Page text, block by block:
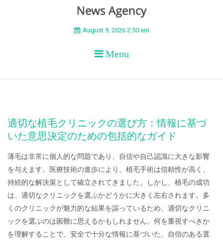
BEYOND APEX
August 9, 2026 2:50 am
Menu
適切な植毛クリニックの選び方：情報に基づ
いた意思決定のための包括的なガイド
薄毛は非常に個人的な問題であり、自信や自己認識に大きな影響
を与えます。医療技術の進歩により、植毛手術は信頼性が高く、
持続的な解決策として確立されてきました。しかし、植毛の成功
は、適切なクリニックを選ぶかどうかに大きく左右されます。多
くのクリニックが魅力的な結果を謳っているため、適切なクリニ
ックを選ぶのは困難に思えるかもしれません。何を重視すべきか
を理解することで、安全で十分な情報に基づいた、自信のある選